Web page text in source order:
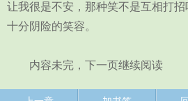
让我很是不安，那种笑不是互相打招
十分阴险的笑容。
内容未完，下一页继续阅读